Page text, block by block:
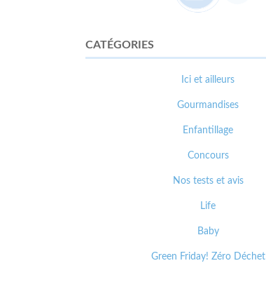
CATÉGORIES
Ici et ailleurs
Gourmandises
Enfantillage
Concours
Nos tests et avis
Life
Baby
Green Friday! Zéro Déchet